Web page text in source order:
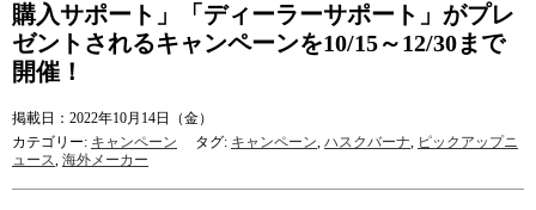
購入サポート」「ディーラーサポート」がプレ
ゼントされるキャンペーンを10/15～12/30まで
開催！
掲載日：2022年10月14日（金）
カテゴリー: キャンペーン タグ: キャンペーン, ハスクバーナ, ピックアップニ
ュース, 海外メーカー